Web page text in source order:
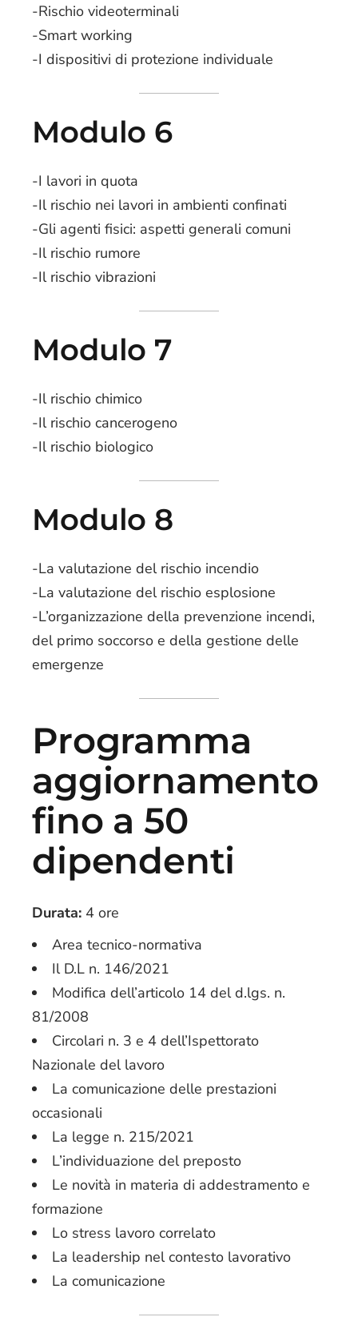
-Rischio videoterminali
-Smart working
-I dispositivi di protezione individuale
Modulo 6
-I lavori in quota
-Il rischio nei lavori in ambienti confinati
-Gli agenti fisici: aspetti generali comuni
-Il rischio rumore
-Il rischio vibrazioni
Modulo 7
-Il rischio chimico
-Il rischio cancerogeno
-Il rischio biologico
Modulo 8
-La valutazione del rischio incendio
-La valutazione del rischio esplosione
-L’organizzazione della prevenzione incendi,
del primo soccorso e della gestione delle
emergenze
Programma
aggiornamento
fino a 50
dipendenti
Durata: 4 ore
Area tecnico-normativa
Il D.L n. 146/2021
Modifica dell’articolo 14 del d.lgs. n.
81/2008
Circolari n. 3 e 4 dell’Ispettorato
Nazionale del lavoro
La comunicazione delle prestazioni
occasionali
La legge n. 215/2021
L’individuazione del preposto
Le novità in materia di addestramento e
formazione
Lo stress lavoro correlato
La leadership nel contesto lavorativo
La comunicazione